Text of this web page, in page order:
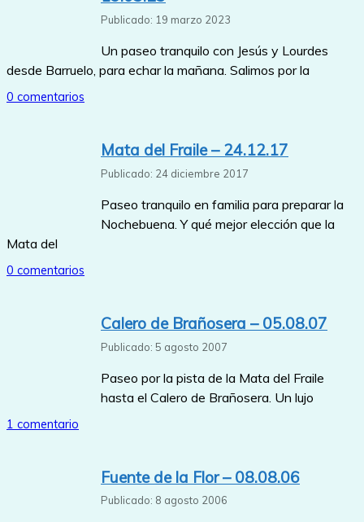
Publicado: 19 marzo 2023
Un paseo tranquilo con Jesús y Lourdes
desde Barruelo, para echar la mañana. Salimos por la
0 comentarios
Mata del Fraile – 24.12.17
Publicado: 24 diciembre 2017
Paseo tranquilo en familia para preparar la
Nochebuena. Y qué mejor elección que la
Mata del
0 comentarios
Calero de Brañosera – 05.08.07
Publicado: 5 agosto 2007
Paseo por la pista de la Mata del Fraile
hasta el Calero de Brañosera. Un lujo
1 comentario
Fuente de la Flor – 08.08.06
Publicado: 8 agosto 2006